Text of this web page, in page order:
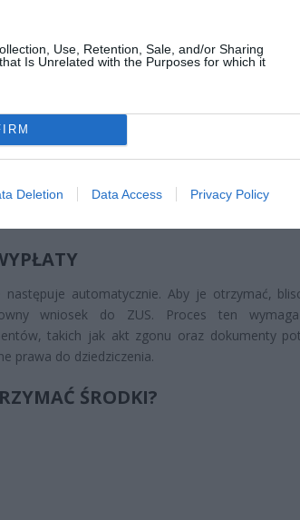
Use, Retention, Sale, and/or Sharing
Is Unrelated with the Purposes for which it
Deletion Data Access Privacy Policy
zamiast 800+. Nowa propozycja
500 plus dla seniorów. Policzyliśmy, ile
przy emeryturze od 2200 do 2700 zł
następuje automatycznie. Aby je otrzymać,
wniosek do ZUS. Proces ten wymaga
takich jak akt zgonu oraz dokumenty
prawa do dziedziczenia.
ŚRODKI?